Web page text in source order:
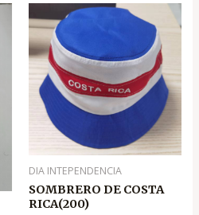
DIA INTEPENDENCIA
SOMBRERO DE COSTA
RICA(200)
El
precio
era:
₡2,000
El
actual
.
₡1,400